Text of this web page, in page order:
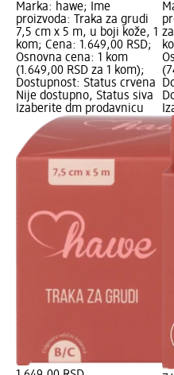
Marka: hawe; Ime
proizvoda: Traka za grudi
7,5 cm x 5 m, u boji kože, 1
kom; Cena: 1.649,00 RSD;
Osnovna cena: 1 kom
(1.649,00 RSD za 1 kom);
Dostupnost: Status crvena
Nije dostupno, Status siva
Izaberite dm prodavnicu